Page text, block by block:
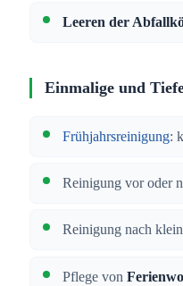
Leeren der
Einmalige und
Frühjahrsreinigung:
Reinigung vor oder
Reinigung nach
Pflege von